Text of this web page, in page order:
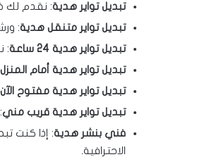
تبديل تواير هدية: نقدم لك
تبديل تواير متنقل هدية:
تبديل تواير هدية 24 ساعة
:
تبديل تواير هدية أمام المنزل
تبديل تواير هدية مفتوح الآن
تبديل تواير هدية قريب مني
فني بنشر هدية: إذا كنت
الاحترافية.